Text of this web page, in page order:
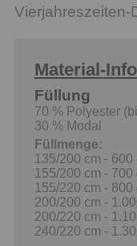
Vierjahreszeiten-
Material-
Füllung
70 % Polyester
30 % Modal
Füllmenge:
135/200 cm - 600
155/200 cm - 700
155/220 cm - 800
200/200 cm -
200/220 cm -
240/220 cm -